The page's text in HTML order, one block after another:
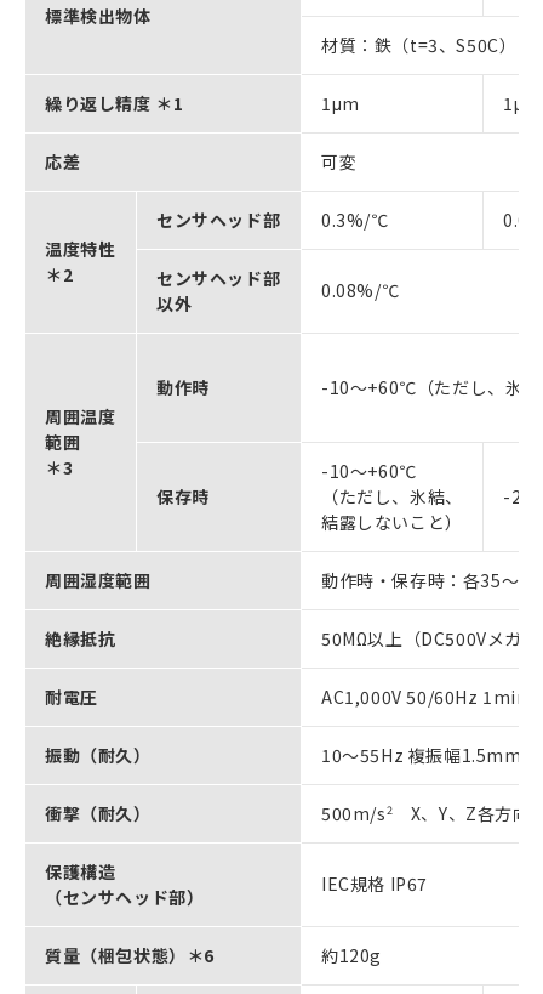
標準検出物体
材質：鉄（t=3、S50C）
繰り返し精度 ＊1 1μm 1μm
応差 可変
温度特性
＊2
センサヘッド部 0.3%/℃
センサヘッド部
以外
0.08%/℃
周囲温度
範囲
＊3
動作時 -10～+60℃（ただし、氷
保存時
-10～+60℃
（ただし、氷結、
結露しないこと）
-20
周囲湿度範囲 動作時・保存時：各35～
絶縁抵抗 50MΩ以上（DC500Vメガ
耐電圧 AC1,000V 50/60Hz 1min
振動（耐久） 10～55Hz 複振幅1.5mm X
衝撃（耐久） 500m/s2 X、Y、Z各方向
保護構造
（センサヘッド部）
IEC規格 IP67
質量（梱包状態）＊6 約120g